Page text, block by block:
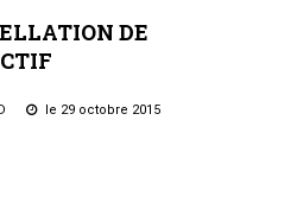
DE
le 29 octobre 2015